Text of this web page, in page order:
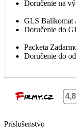
Doručenie na
GLS Balíkomat
Doručenie do
Packeta
Doručenie do
Príslušenstvo